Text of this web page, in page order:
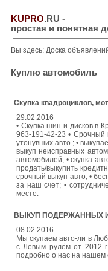
KUPRO.RU -
простая и понятная
Вы здесь: Доска
Куплю автомобиль
Скупка квадроциклов,
29.02.2016
• Скупка шин и дисков в
963-191-42-23 • Срочный
утонувших авто ; •
выкуп неисправных
автомобилей; • скупка
продать/выкупить
срочный выкуп авто; •
за наш счет; •
месте.
ВЫКУП ПОДЕРЖАННЫХ
08.02.2016
Мы скупаем авто-ли в
с Левым рулём от 2012
подробно о нас на нашем